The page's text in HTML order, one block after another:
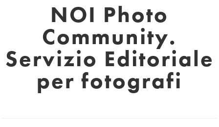
NOI Photo
Community.
Servizio Editoriale
per fotografi